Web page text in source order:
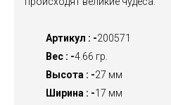
Артикул : -200571
Вес : -4.66 гр.
Высота : -27 мм
Ширина : -17 мм